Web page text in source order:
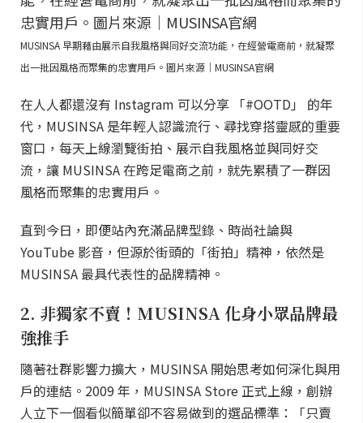
MUSINSA 早期藉由展示自我風格與同好交流功能，在經營電商前，就凝聚
出一批因風格而聚集的忠實用戶。圖片來源｜MUSINSA官網
在人人都還沒有 Instagram 可以分享 「#OOTD」 的年
代，MUSINSA 是年輕人認識流行、尋找穿搭靈感的重要
窗口，每天上線瀏覽街拍、展示自我風格並與同好交
流，讓 MUSINSA 在跨足電商之前，就先累積了一群因
風格而聚集的忠實用戶。
直到今日，即便站內充滿品牌型錄、時尚社論與
YouTube 影音，但源於街頭的「街拍」精神，依然是
MUSINSA 最具代表性的品牌精神。
2. 非獨家不賣！MUSINSA 化身小眾品牌最
強推手
隨著社群影響力擴大，MUSINSA 開始思考如何深化與用
戶的連結。2009 年，MUSINSA Store 正式上線，創辦
人立下一個看似簡單卻不容易做到的選品標準：「只賣